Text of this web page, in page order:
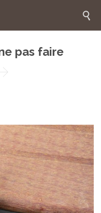

pas faire